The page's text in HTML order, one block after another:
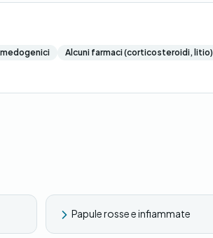
Alcuni farmaci (corticosteroidi, litio)
Papule rosse e infiammate